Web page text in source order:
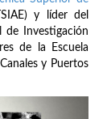
y líder del
de Investigación
de la Escuela
y Puertos